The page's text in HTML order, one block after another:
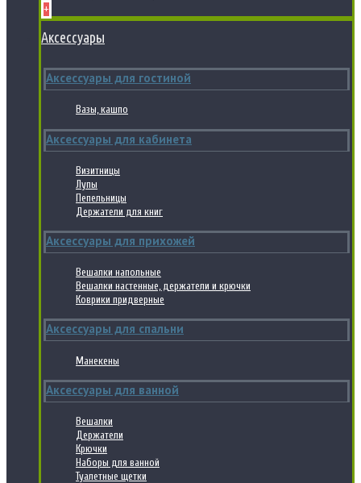
+
Аксессуары
Аксессуары для гостиной
Вазы, кашпо
Аксессуары для кабинета
Визитницы
Лупы
Пепельницы
Держатели для книг
Аксессуары для прихожей
Вешалки напольные
Вешалки настенные, держатели и крючки
Коврики придверные
Аксессуары для спальни
Манекены
Аксессуары для ванной
Вешалки
Держатели
Крючки
Наборы для ванной
Туалетные щетки